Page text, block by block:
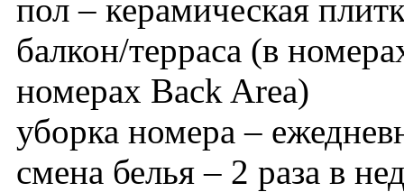
пол – керамическая
балкон/терраса (в
номерах Back Area)
уборка номера –
смена белья – 2 раза в